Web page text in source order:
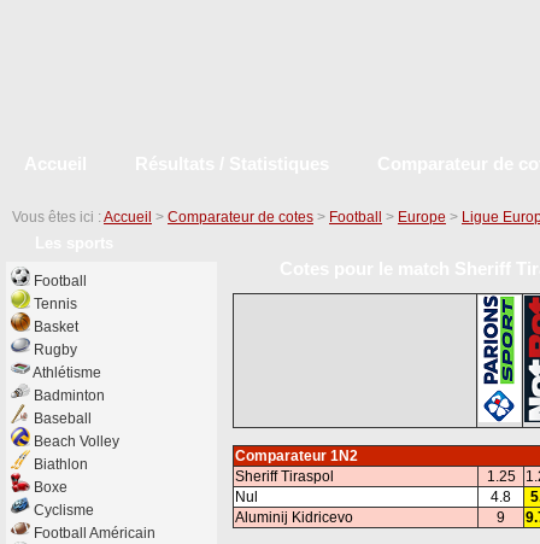
Vous êtes ici : Accueil > Comparateur de cotes > Football > Europe > Ligue
Comparateur 1N2
Sheriff Tiraspol
1.25
Nul
4.8
Aluminij Kidricevo
9
Football
Tennis
Basket
Rugby
Athlétisme
Badminton
Baseball
Beach Volley
Biathlon
Boxe
Cyclisme
Football Américain